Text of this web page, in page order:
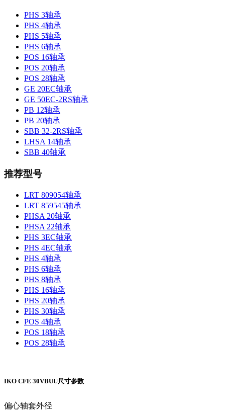
PHS 3轴承
PHS 4轴承
PHS 5轴承
PHS 6轴承
POS 16轴承
POS 20轴承
POS 28轴承
GE 20EC轴承
GE 50EC-2RS轴承
PB 12轴承
PB 20轴承
SBB 32-2RS轴承
LHSA 14轴承
SBB 40轴承
推荐型号
LRT 809054轴承
LRT 859545轴承
PHSA 20轴承
PHSA 22轴承
PHS 3EC轴承
PHS 4EC轴承
PHS 4轴承
PHS 6轴承
PHS 8轴承
PHS 16轴承
PHS 20轴承
PHS 30轴承
POS 4轴承
POS 18轴承
POS 28轴承
IKO CFE 30VBUU尺寸参数
偏心轴套外径